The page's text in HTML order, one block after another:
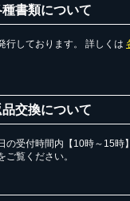
種書類について
行しております。 詳しくは
品交換について
の受付時間内【10時～15時
ご覧ください。